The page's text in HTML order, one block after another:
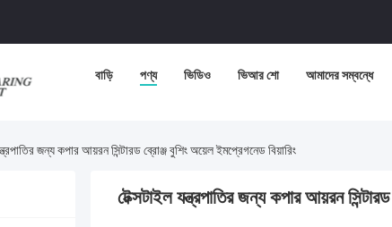
বাড়ি পণ্য ভিডিও ভিআর শো আমাদের সম্বন্ধে
জন্য কপার আয়রন সিন্টারড ব্রোঞ্জ বুশিং অয়েল ইমপ্রেগনেড বিয়ারিং
টেক্সটাইল যন্ত্রপাতির জন্য কপার আয়রন